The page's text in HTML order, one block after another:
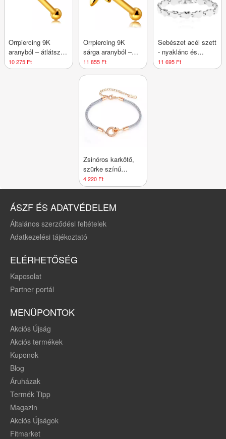
Orrpiercing 9K
aranyból – átlátszó
kerek cirkónia négy
pálca között, 2 mm
10 275 Ft
Orrpiercing 9K
sárga aranyból –
virág egy átlátszó
cirkóniával,
11 855 Ft
Sebészet acél szett
- nyaklánc és
karkötő, fényes
összekapcsolt
11 695 Ft
Zsinóros karkötő,
szürke színű
zsinórral -
egymásba fonódó
4 220 Ft
ÁSZF ÉS ADATVÉDELEM
Általános szerződési feltételek
Adatkezelési tájékoztató
ELÉRHETŐSÉG
Kapcsolat
Partner portál
MENÜPONTOK
Akciós Újság
Akciós termékek
Kuponok
Blog
Áruházak
Termék Tipp
Magazin
Akciós Újságok
Fitmarket